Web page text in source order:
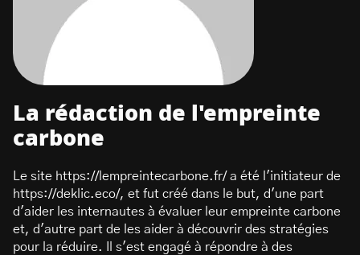
La rédaction de l'empreinte
carbone
Le site https://lempreintecarbone.fr/ a été l'initiateur de
https://deklic.eco/, et fut créé dans le but, d'une part
d'aider les internautes à évaluer leur empreinte carbone
et, d'autre part de les aider à découvrir des stratégies
pour la réduire. Il s'est engagé à répondre à des